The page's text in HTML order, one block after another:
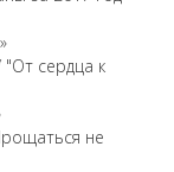
сердца к
не